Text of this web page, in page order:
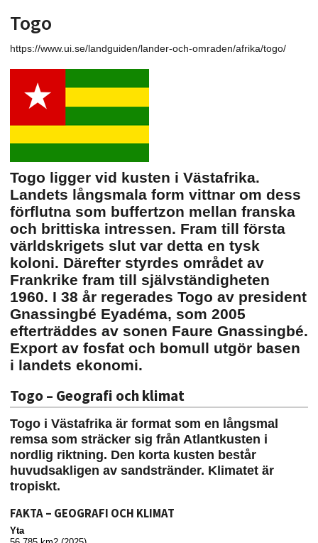
Togo
https://www.ui.se/landguiden/lander-och-omraden/afrika/togo/
Togo ligger vid kusten i Västafrika.
Landets långsmala form vittnar om dess
förflutna som buffertzon mellan franska
och brittiska intressen. Fram till första
världskrigets slut var detta en tysk
koloni. Därefter styrdes området av
Frankrike fram till självständigheten
1960. I 38 år regerades Togo av president
Gnassingbé Eyadéma, som 2005
efterträddes av sonen Faure Gnassingbé.
Export av fosfat och bomull utgör basen
i landets ekonomi.
Togo – Geografi och klimat
Togo i Västafrika är format som en långsmal
remsa som sträcker sig från Atlantkusten i
nordlig riktning. Den korta kusten består
huvudsakligen av sandstränder. Klimatet är
tropiskt.
FAKTA – GEOGRAFI OCH KLIMAT
Yta